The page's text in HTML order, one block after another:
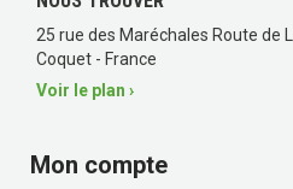
25 rue des Maréchales Route de
Coquet - France
Voir le plan ›
Mon compte